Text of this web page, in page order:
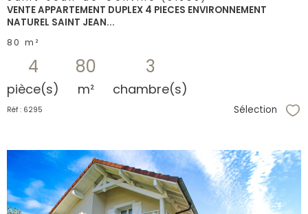
VENTE APPARTEMENT DUPLEX 4 PIECES ENVIRONNEMENT
NATUREL SAINT JEAN...
80 m²
4
pièce(s)
80
m²
3
chambre(s)
Réf : 6295 Sélection